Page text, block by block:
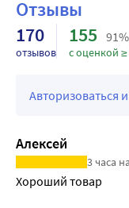
Отзывы
170
отзывов
155 91%
с оценкой ≥
Авторизоваться
Алексей
3 часа
Хороший товар